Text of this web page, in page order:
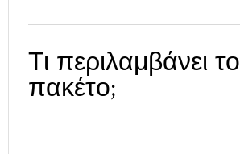
Τι περιλαμβάνει το
πακέτο;